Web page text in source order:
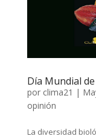
Día Mundial
por clima21 |
opinión
La diversidad